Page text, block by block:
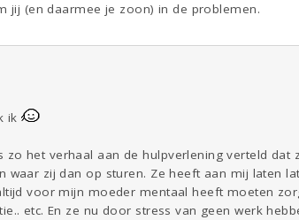
jij (en daarmee je zoon) in de problemen.
ik
het verhaal aan de hulpverlening verteld dat
zij dan op sturen. Ze heeft aan mij laten
voor mijn moeder mentaal heeft moeten
etc. En ze nu door stress van geen werk